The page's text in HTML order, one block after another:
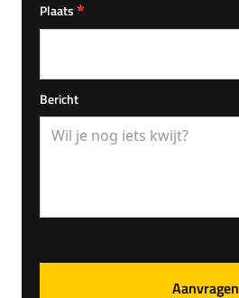
Plaats*
Bericht